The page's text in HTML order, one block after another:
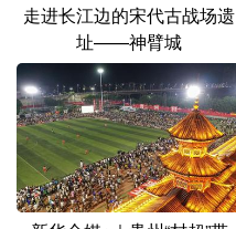
多语种频道
English Español
Русский язык
Deutsch Português
走进长江边的宋代古战场遗
址——神臂城